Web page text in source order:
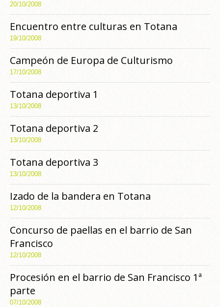
20/10/2008
Encuentro entre culturas en Totana
19/10/2008
Campeón de Europa de Culturismo
17/10/2008
Totana deportiva 1
13/10/2008
Totana deportiva 2
13/10/2008
Totana deportiva 3
13/10/2008
Izado de la bandera en Totana
12/10/2008
Concurso de paellas en el barrio de San
Francisco
12/10/2008
Procesión en el barrio de San Francisco 1ª
parte
07/10/2008